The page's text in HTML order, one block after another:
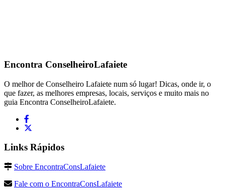
Encontra ConselheiroLafaiete
O melhor de Conselheiro Lafaiete num só lugar! Dicas, onde ir, o
que fazer, as melhores empresas, locais, serviços e muito mais no
guia Encontra ConselheiroLafaiete.
Links Rápidos
Sobre EncontraConsLafaiete
Fale com o EncontraConsLafaiete